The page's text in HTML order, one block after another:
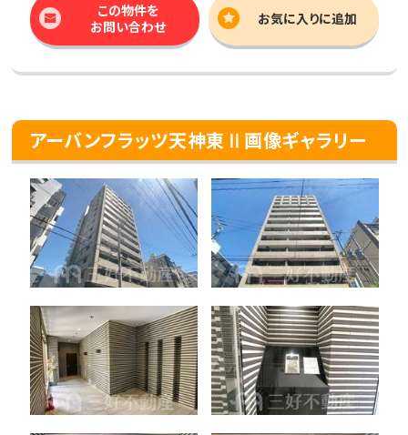
この物件を
お問い合わせ
お気に入りに追加
アーバンフラッツ天神東Ⅱ画像ギャラリー